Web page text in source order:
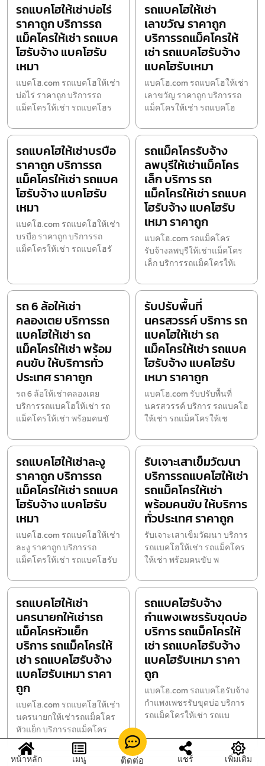
รถแบคโฮให้เช่าบ่อไร่
ราคาถูก บริการรถ
แม็คโครให้เช่า รถแบค
โฮรับจ้าง แบคโฮรับ
เหมา
แบคโฮ.com รถแบคโฮให้เช่า
บ่อไร่ ราคาถูก บริการรถ
แม็คโครให้เช่า รถแบคโฮร
รถแบคโฮให้เช่า
เลาขวัญ ราคาถูก
บริการรถแม็คโครให้
เช่า รถแบคโฮรับจ้าง
แบคโฮรับเหมา
แบคโฮ.com รถแบคโฮให้เช่า
เลาขวัญ ราคาถูก บริการรถ
แม็คโครให้เช่า รถแบคโฮ
รถแบคโฮให้เช่าบรบือ
ราคาถูก บริการรถ
แม็คโครให้เช่า รถแบค
โฮรับจ้าง แบคโฮรับ
เหมา
แบคโฮ.com รถแบคโฮให้เช่า
บรบือ ราคาถูก บริการรถ
แม็คโครให้เช่า รถแบคโฮรั
รถแม็คโครรับจ้าง
ลพบุรีให้เช่าแม็คโคร
เล็ก บริการ รถ
แม็คโครให้เช่า รถแบค
โฮรับจ้าง แบคโฮรับ
เหมา ราคาถูก
แบคโฮ.com รถแม็คโคร
รับจ้างลพบุรีให้เช่าแม็คโคร
เล็ก บริการรถแม็คโครให้เ
รถ 6 ล้อให้เช่า
คลองเตย บริการรถ
แบคโฮให้เช่า รถ
แม็คโครให้เช่า พร้อม
คนขับ ให้บริการทั่ว
ประเทศ ราคาถูก
รถ 6 ล้อให้เช่าคลองเตย
บริการรถแบคโฮให้เช่า รถ
แม็คโครให้เช่า พร้อมคนขั
รับปรับพื้นที่
นครสวรรค์ บริการ รถ
แบคโฮให้เช่า รถ
แม็คโครให้เช่า รถแบค
โฮรับจ้าง แบคโฮรับ
เหมา ราคาถูก
แบคโฮ.com รับปรับพื้นที่
นครสวรรค์ บริการ รถแบคโฮ
ให้เช่า รถแม็คโครให้เช
รถแบคโฮให้เช่าละงู
ราคาถูก บริการรถ
แม็คโครให้เช่า รถแบค
โฮรับจ้าง แบคโฮรับ
เหมา
แบคโฮ.com รถแบคโฮให้เช่า
ละงู ราคาถูก บริการรถ
แม็คโครให้เช่า รถแบคโฮรับ
รับเจาะเสาเข็มวัฒนา
บริการรถแบคโฮให้เช่า
รถแม็คโครให้เช่า
พร้อมคนขับ ให้บริการ
ทั่วประเทศ ราคาถูก
รับเจาะเสาเข็มวัฒนา บริการ
รถแบคโฮให้เช่า รถแม็คโคร
ให้เช่า พร้อมคนขับ พ
รถแบคโฮให้เช่า
นครนายกให้เช่ารถ
แม็คโครหัวแย็ก
บริการ รถแม็คโครให้
เช่า รถแบคโฮรับจ้าง
แบคโฮรับเหมา ราคา
ถูก
แบคโฮ.com รถแบคโฮให้เช่า
นครนายกให้เช่ารถแม็คโคร
หัวแย็ก บริการรถแม็คโคร
รถแบคโฮรับจ้าง
กำแพงเพชรรับขุดบ่อ
บริการ รถแม็คโครให้
เช่า รถแบคโฮรับจ้าง
แบคโฮรับเหมา ราคา
ถูก
แบคโฮ.com รถแบคโฮรับจ้าง
กำแพงเพชรรับขุดบ่อ บริการ
รถแม็คโครให้เช่า รถแบ
หน้าหลัก เมนู ติดต่อ แชร์ เพิ่มเติม